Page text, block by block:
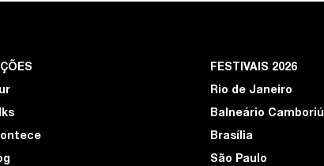
FESTIVAIS 2026
Rio de Janeiro
Balneário Camboriú
Brasília
São Paulo